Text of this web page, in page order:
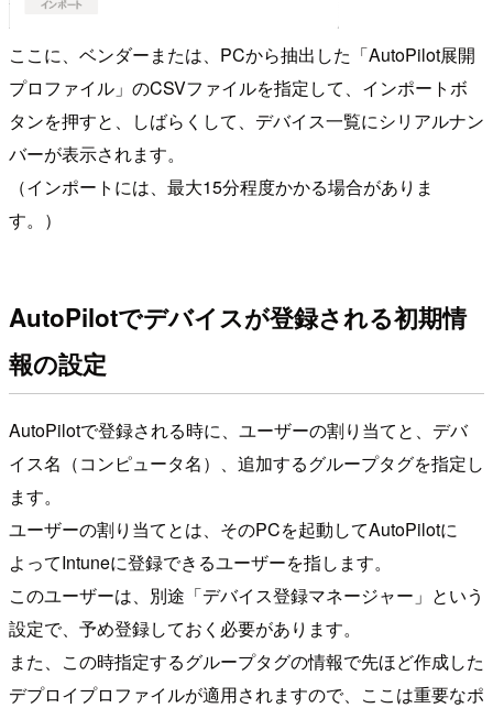
ここに、ベンダーまたは、PCから抽出した「AutoPilot展開
プロファイル」のCSVファイルを指定して、インポートボ
タンを押すと、しばらくして、デバイス一覧にシリアルナン
バーが表示されます。
（インポートには、最大15分程度かかる場合がありま
す。）
AutoPilotでデバイスが登録される初期情
報の設定
AutoPilotで登録される時に、ユーザーの割り当てと、デバ
イス名（コンピュータ名）、追加するグループタグを指定し
ます。
ユーザーの割り当てとは、そのPCを起動してAutoPilotに
よってIntuneに登録できるユーザーを指します。
このユーザーは、別途「デバイス登録マネージャー」という
設定で、予め登録しておく必要があります。
また、この時指定するグループタグの情報で先ほど作成した
デプロイプロファイルが適用されますので、ここは重要なポ